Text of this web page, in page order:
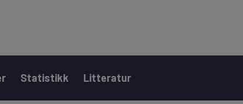
Statistikk Litteratur